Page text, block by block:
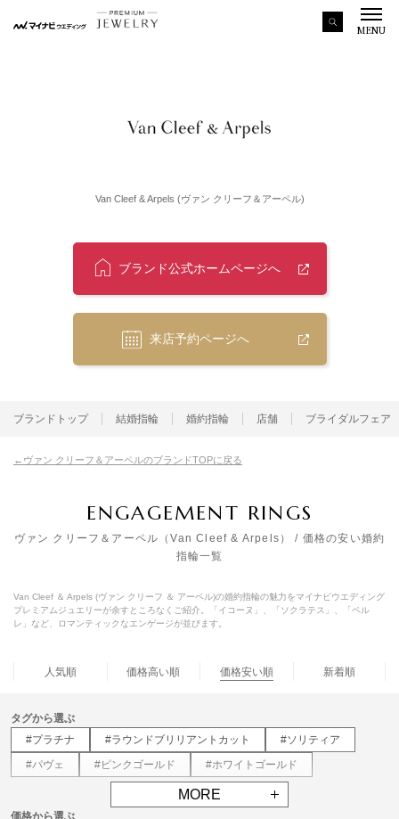
MENU
Van Cleef & Arpels (ヴァン クリーフ＆アーペル)
ブランド公式ホームページへ
来店予約ページへ
ブランドトップ 結婚指輪 婚約指輪 店舗 ブライダルフェア
ヴァン クリーフ＆アーペルのブランドTOPに戻る
ENGAGEMENT RINGS
ヴァン クリーフ＆アーペル（Van Cleef & Arpels） / 価格の安い婚約
指輪一覧
Van Cleef ＆ Arpels (ヴァン クリーフ ＆ アーペル)の婚約指輪の魅力をマイナビウエディング
プレミアムジュエリーが余すところなくご紹介。「イコーヌ」、「ソクラテス」、「ペル
レ」など、ロマンティックなエンゲージが並びます。
人気順 価格高い順 価格安い順 新着順
タグから選ぶ
#プラチナ
#ラウンドブリリアントカット
#ソリティア
#パヴェ
#ピンクゴールド #ホワイトゴールド
MORE
価格から選ぶ